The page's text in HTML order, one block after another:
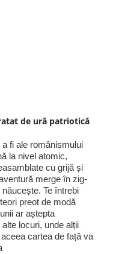
de ură patriotică
fi ale românismului
la nivel atomic,
cu grijă și
merge în zig-
Te întrebi
preot de modă
ar aștepta
locuri, unde alții
cartea de față va